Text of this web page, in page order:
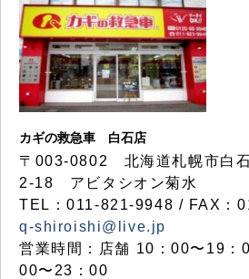
カギの救急車 白石店
〒003-0802 北海道札幌市白石
2-18 アビタシオン菊水
TEL：011-821-9948 / FAX：
q-shiroishi@live.jp
営業時間：店舗 10：00〜19
00〜23：00